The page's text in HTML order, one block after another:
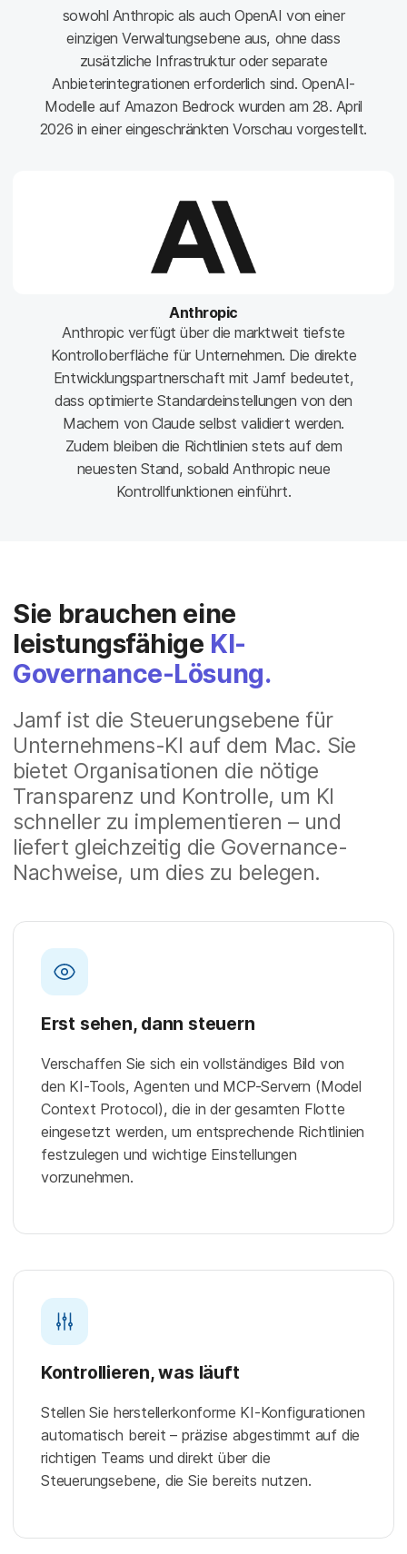
sowohl Anthropic als auch OpenAI von einer
einzigen Verwaltungsebene aus, ohne dass
zusätzliche Infrastruktur oder separate
Anbieterintegrationen erforderlich sind. OpenAI-
Modelle auf Amazon Bedrock wurden am 28. April
2026 in einer eingeschränkten Vorschau vorgestellt.
Anthropic
Anthropic verfügt über die marktweit tiefste
Kontrolloberfläche für Unternehmen. Die direkte
Entwicklungspartnerschaft mit Jamf bedeutet,
dass optimierte Standardeinstellungen von den
Machern von Claude selbst validiert werden.
Zudem bleiben die Richtlinien stets auf dem
neuesten Stand, sobald Anthropic neue
Kontrollfunktionen einführt.
Sie brauchen eine
leistungsfähige KI-
Governance-Lösung.
Jamf ist die Steuerungsebene für
Unternehmens-KI auf dem Mac. Sie
bietet Organisationen die nötige
Transparenz und Kontrolle, um KI
schneller zu implementieren – und
liefert gleichzeitig die Governance-
Nachweise, um dies zu belegen.
Erst sehen, dann steuern
Verschaffen Sie sich ein vollständiges Bild von
den KI-Tools, Agenten und MCP-Servern (Model
Context Protocol), die in der gesamten Flotte
eingesetzt werden, um entsprechende Richtlinien
festzulegen und wichtige Einstellungen
vorzunehmen.
Kontrollieren, was läuft
Stellen Sie herstellerkonforme KI-Konfigurationen
automatisch bereit – präzise abgestimmt auf die
richtigen Teams und direkt über die
Steuerungsebene, die Sie bereits nutzen.